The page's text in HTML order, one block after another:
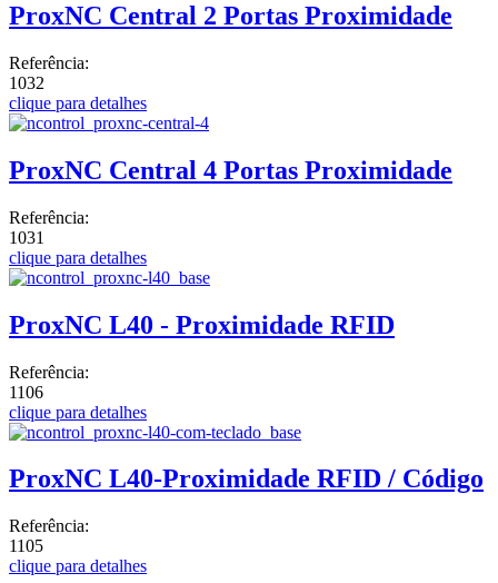
ProxNC Central 2 Portas Proximidade
Referência:
1032
clique para detalhes
ProxNC Central 4 Portas Proximidade
Referência:
1031
clique para detalhes
ProxNC L40 - Proximidade RFID
Referência:
1106
clique para detalhes
ProxNC L40-Proximidade RFID / Código
Referência:
1105
clique para detalhes